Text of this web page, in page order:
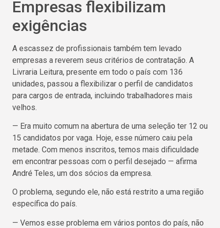
Empresas flexibilizam
exigências
A escassez de profissionais também tem levado
empresas a reverem seus critérios de contratação. A
Livraria Leitura, presente em todo o país com 136
unidades, passou a flexibilizar o perfil de candidatos
para cargos de entrada, incluindo trabalhadores mais
velhos.
— Era muito comum na abertura de uma seleção ter 12 ou
15 candidatos por vaga. Hoje, esse número caiu pela
metade. Com menos inscritos, temos mais dificuldade
em encontrar pessoas com o perfil desejado — afirma
André Teles, um dos sócios da empresa.
O problema, segundo ele, não está restrito a uma região
específica do país.
— Vemos esse problema em vários pontos do país, não